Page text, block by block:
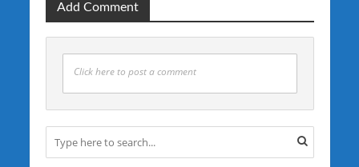
Add Comment
Click here to post a comment